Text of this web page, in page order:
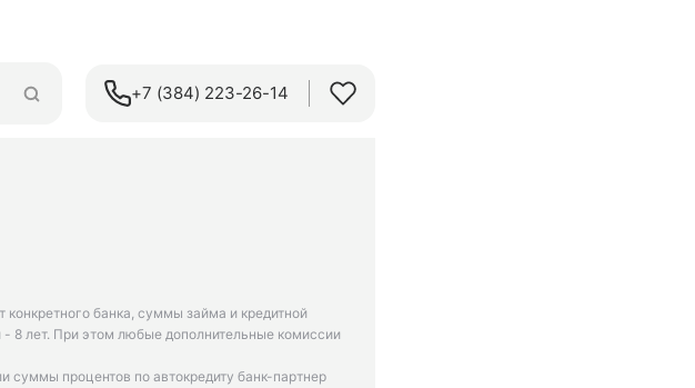
+7 (384) 223-26-14‬
конкретного банка, суммы займа и кредитной
8 лет. При этом любые дополнительные комиссии
суммы процентов по автокредиту банк-партнер